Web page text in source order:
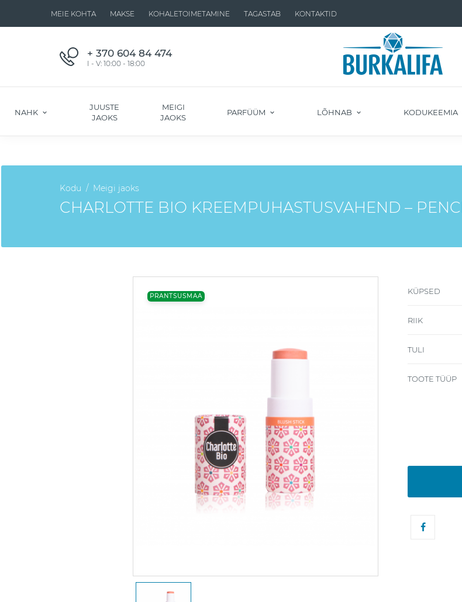
MEIE KOHTA MAKSE KOHALETOIMETAMINE TAGASTAB KONTAKTID
+ 370 604 84 474
I - V: 10:00 - 18:00
NAHK
JUUSTE
JAOKS
MEIGI
JAOKS
PARFÜÜM LÕHNAB KODUKEEMIA
Kodu Meigi jaoks
CHARLOTTE BIO KREEMPUHASTUSVAHEND –
PRANTSUSMAA
KÜPSED
RIIK
TULI
TOOTE TÜÜP